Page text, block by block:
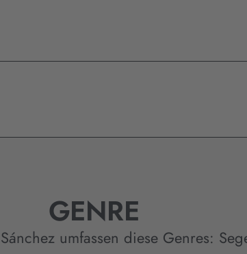
GENRE
umfassen diese Genres: